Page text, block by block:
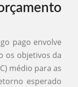
pago envolve
os objetivos da
médio para as
esperado